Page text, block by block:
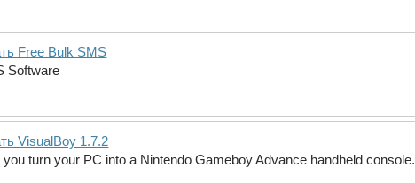
Free Bulk SMS
Software
VisualBoy 1.7.2
turn your PC into a Nintendo Gameboy Advance handheld console.